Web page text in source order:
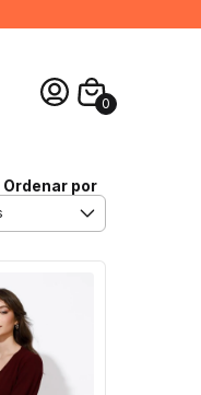
0
Ordenar por